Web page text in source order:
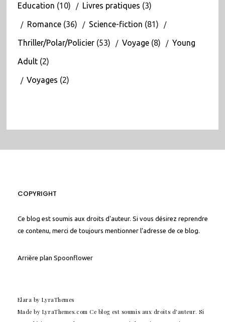
Education (10) Livres pratiques (3)
Romance(36) Science-fiction (81)
Thriller/Polar/Policier(53) Voyage(8) Young
Adult(2)
Voyages (2)
COPYRIGHT
Ce blog est soumis aux droits d'auteur. Si vous désirez reprendre
ce contenu, merci de toujours mentionner l'adresse de ce blog.
Arrière plan Spoonflower
Elara by LyraThemes
Made by LyraThemes.com Ce blog est soumis aux droits d'auteur. Si